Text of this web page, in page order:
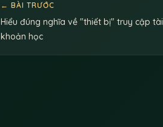
← BÀI TRƯỚC
Hiểu đúng nghĩa về "thiết bị" truy cập tài
khoản học